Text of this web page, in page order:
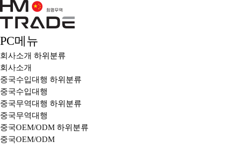
PC메뉴
회사소개 하위분류
회사소개
중국수입대행 하위분류
중국수입대행
중국무역대행 하위분류
중국무역대행
중국OEM/ODM 하위분류
중국OEM/ODM